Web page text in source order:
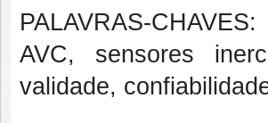
PALAVRAS-CHAVES:
AVC, sensores
validade,